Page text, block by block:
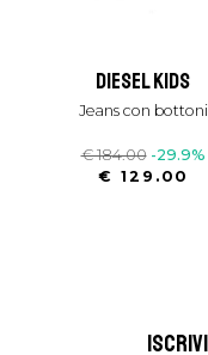
diesel kids
jeans con bottoni
€ 184.00 -29.9%
€ 129.00